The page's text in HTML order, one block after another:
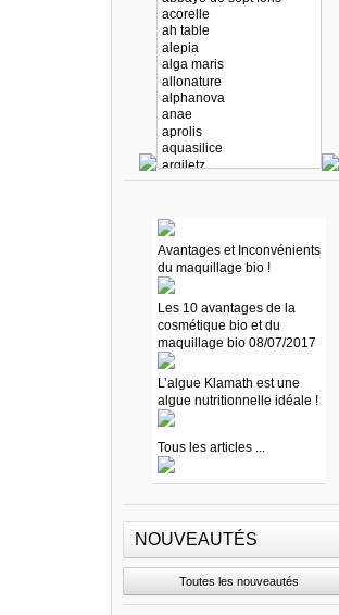
Avantages et Inconvénients
du maquillage bio !
Les 10 avantages de la
cosmétique bio et du
maquillage bio 08/07/2017
L’algue Klamath est une
algue nutritionnelle idéale !
Tous les articles ...
NOUVEAUTÉS
Toutes les nouveautés